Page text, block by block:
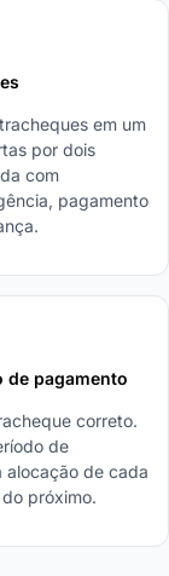
em um
por dois
com
pagamento
de pagamento
correto.
de
alocação de cada
próximo.